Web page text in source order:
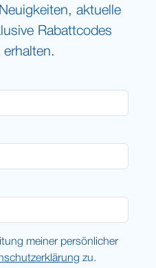
aktuelle
Rabattcodes
erhalten.
meiner persönlicher
zu.